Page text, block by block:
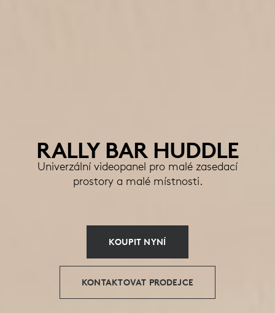
RALLY BAR HUDDLE
Univerzální videopanel pro malé zasedací
prostory a malé místnosti.
KOUPIT NYNÍ
KONTAKTOVAT PRODEJCE